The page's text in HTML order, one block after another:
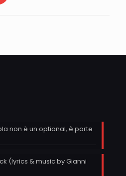
non è un optional, è parte
(lyrics & music by Gianni